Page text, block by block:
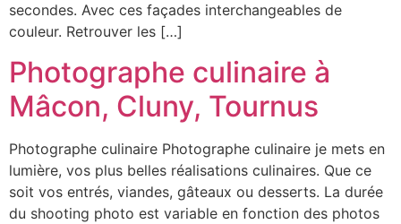
secondes. Avec ces façades interchangeables de
couleur. Retrouver les […]
Photographe culinaire à
Mâcon, Cluny, Tournus
Photographe culinaire Photographe culinaire je mets en
lumière, vos plus belles réalisations culinaires. Que ce
soit vos entrés, viandes, gâteaux ou desserts. La durée
du shooting photo est variable en fonction des photos